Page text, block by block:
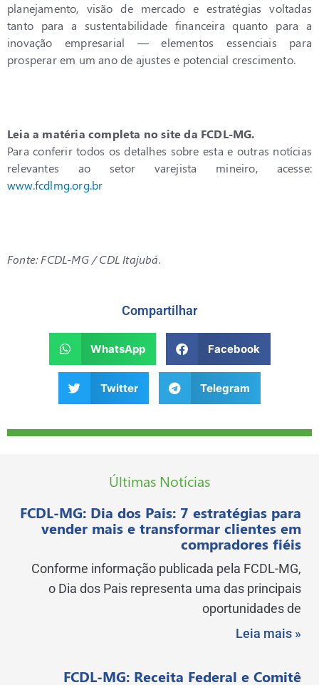
planejamento, visão de mercado e estratégias voltadas
tanto para a sustentabilidade financeira quanto para a
inovação empresarial — elementos essenciais para
prosperar em um ano de ajustes e potencial crescimento.
Leia a matéria completa no site da FCDL-MG.
Para conferir todos os detalhes sobre esta e outras notícias
relevantes ao setor varejista mineiro, acesse:
www.fcdlmg.org.br
Fonte: FCDL-MG / CDL Itajubá.
Compartilhar
WhatsApp Facebook
Twitter Telegram
Últimas Notícias
FCDL-MG: Dia dos Pais: 7 estratégias para
vender mais e transformar clientes em
compradores fiéis
Conforme informação publicada pela FCDL-MG,
o Dia dos Pais representa uma das principais
oportunidades de
Leia mais »
FCDL-MG: Receita Federal e Comitê